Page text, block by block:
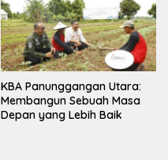
KBA Panunggangan Utara:
Membangun Sebuah Masa
Depan yang Lebih Baik